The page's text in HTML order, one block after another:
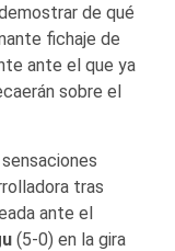
de qué
fichaje de
ante el que ya
sobre el
tras
ante el
(5-0) en la gira